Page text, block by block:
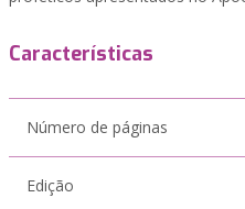
Características
Número de páginas
Edição